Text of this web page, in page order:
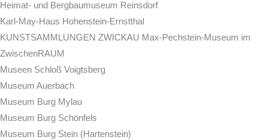
Heimat- und Bergbaumuseum Reinsdorf
Karl-May-Haus Hohenstein-Ernstthal
KUNSTSAMMLUNGEN ZWICKAU Max-Pechstein-Museum im
ZwischenRAUM
Museen Schloß Voigtsberg
Museum Auerbach
Museum Burg Mylau
Museum Burg Schönfels
Museum Burg Stein (Hartenstein)